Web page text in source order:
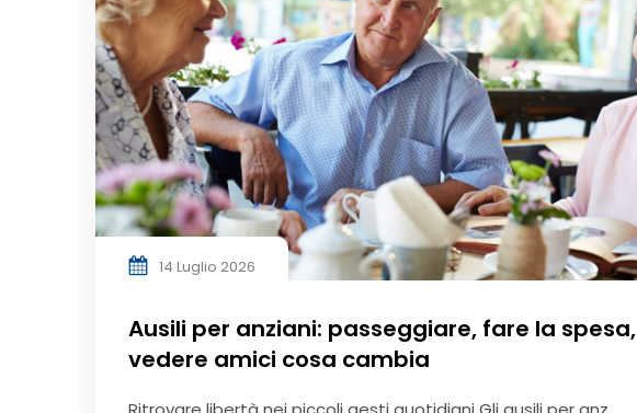
14 Luglio 2026
Ausili per anziani: passeggiare, fare la spesa,
vedere amici cosa cambia